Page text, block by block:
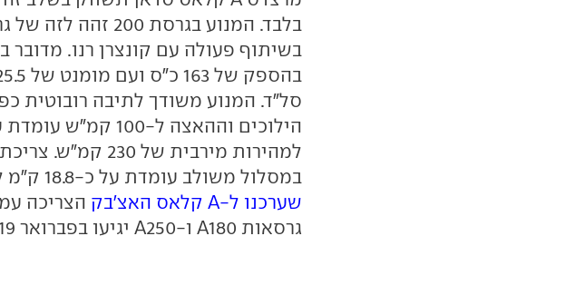
בלבד. המנוע בגרסת
למהירות מירבית של
במסלול משולב עומדת על כ-18.8 ק"מ לליטר ובתנאי
שערכנו ל-A קלאס האצ'בק
גרסאות A180 ו-A250 יגיעו בפברואר 2019.